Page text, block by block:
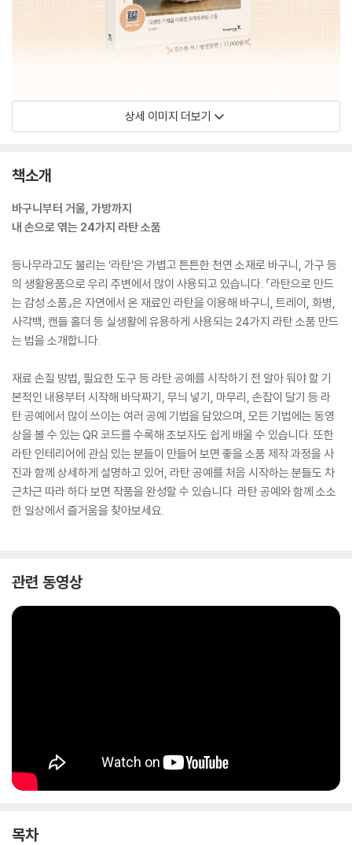
상세 이미지 더보기
책소개
바구니부터 거울, 가방까지
내 손으로 엮는 24가지 라탄 소품
등나무라고도 불리는 ‘라탄’은 가볍고 튼튼한 천연 소재로 바구니, 가구 등
의 생활용품으로 우리 주변에서 많이 사용되고 있습니다. 『라탄으로 만드
는 감성 소품』은 자연에서 온 재료인 라탄을 이용해 바구니, 트레이, 화병,
사각백, 캔들 홀더 등 실생활에 유용하게 사용되는 24가지 라탄 소품 만드
는 법을 소개합니다.
재료 손질 방법, 필요한 도구 등 라탄 공예를 시작하기 전 알아 둬야 할 기
본적인 내용부터 시작해 바닥짜기, 무늬 넣기, 마무리, 손잡이 달기 등 라
탄 공예에서 많이 쓰이는 여러 공예 기법을 담았으며, 모든 기법에는 동영
상을 볼 수 있는 QR 코드를 수록해 초보자도 쉽게 배울 수 있습니다. 또한
라탄 인테리어에 관심 있는 분들이 만들어 보면 좋을 소품 제작 과정을 사
진과 함께 상세하게 설명하고 있어, 라탄 공예를 처음 시작하는 분들도 차
근차근 따라 하다 보면 작품을 완성할 수 있습니다. 라탄 공예와 함께 소소
한 일상에서 즐거움을 찾아보세요.
관련 동영상
목차